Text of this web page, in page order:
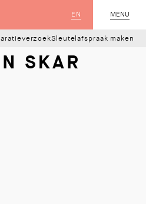
MENU
SLUIT
EN
Sleutelafspraak maken
SKAR